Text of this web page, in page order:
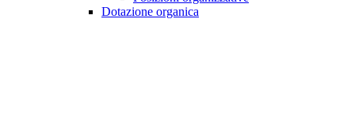
Dotazione organica